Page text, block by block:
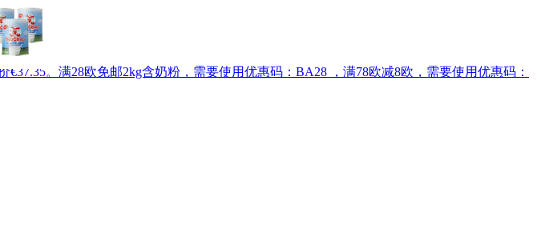
。满28欧免邮2kg含奶粉，需要使用优惠码：BA28 ，满78欧减8欧，需要使用优惠码：